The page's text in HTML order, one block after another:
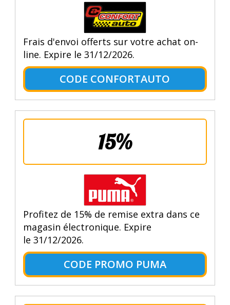
Frais d'envoi offerts sur votre achat on-
line. Expire le 31/12/2026.
CODE CONFORTAUTO
15%
Profitez de 15% de remise extra dans ce
magasin électronique. Expire
le 31/12/2026.
CODE PROMO PUMA